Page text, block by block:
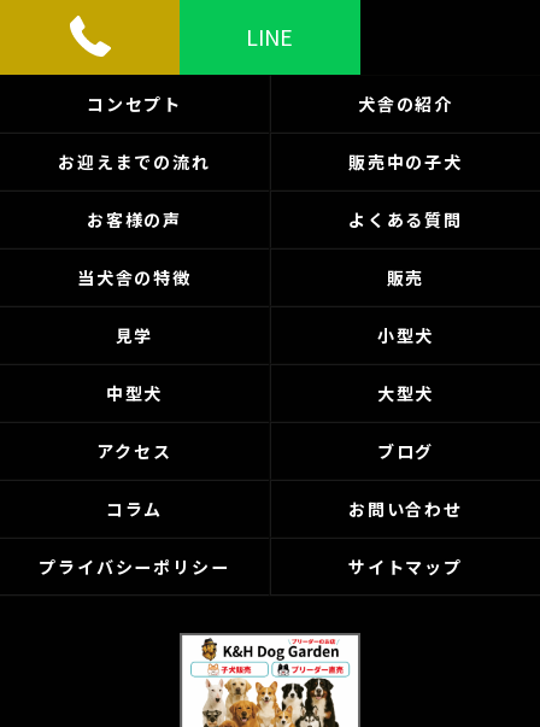
LINE
コンセプト 犬舎の紹介
お迎えまでの流れ 販売中の子犬
お客様の声 よくある質問
当犬舎の特徴 販売
見学 小型犬
中型犬 大型犬
アクセス ブログ
コラム お問い合わせ
プライバシーポリシー サイトマップ